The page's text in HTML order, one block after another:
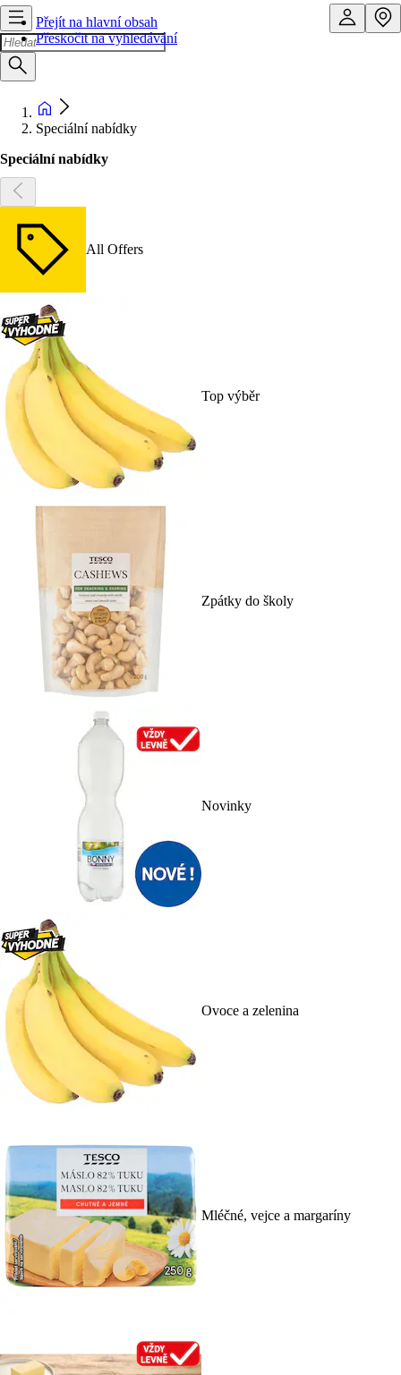
Přejít na hlavní obsah
Přeskočit na vyhledávání
Speciální nabídky
Speciální nabídky
All Offers
Top výběr
Zpátky do školy
Novinky
Ovoce a zelenina
Mléčné, vejce a margaríny